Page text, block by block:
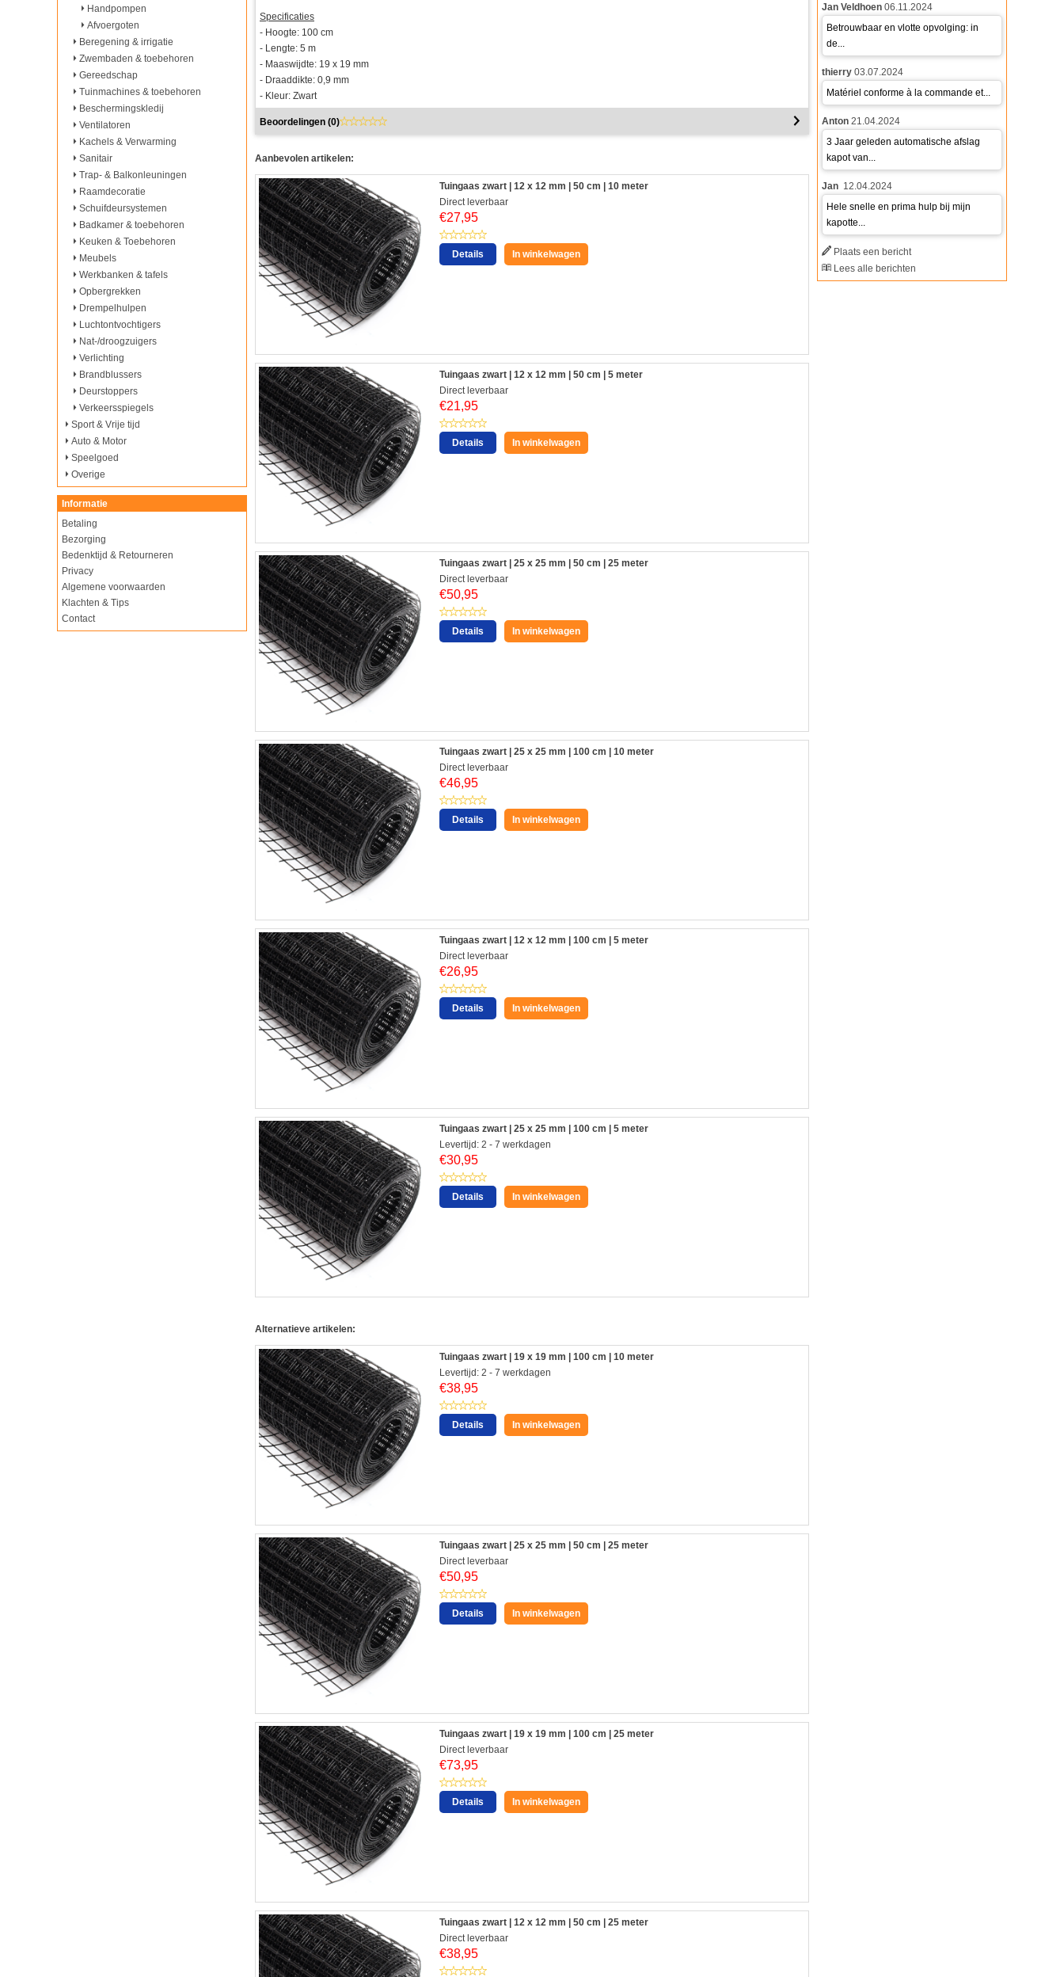
Handpompen
Afvoergoten
Beregening & irrigatie
Zwembaden & toebehoren
Gereedschap
Tuinmachines & toebehoren
Beschermingskledij
Ventilatoren
Kachels & Verwarming
Sanitair
Trap- & Balkonleuningen
Raamdecoratie
Schuifdeursystemen
Badkamer & toebehoren
Keuken & Toebehoren
Meubels
Werkbanken & tafels
Opbergrekken
Drempelhulpen
Luchtontvochtigers
Nat-/droogzuigers
Verlichting
Brandblussers
Deurstoppers
Verkeersspiegels
Sport & Vrije tijd
Auto & Motor
Speelgoed
Overige
Informatie
Betaling
Bezorging
Bedenktijd & Retourneren
Privacy
Algemene voorwaarden
Klachten & Tips
Contact
Specificaties
- Hoogte: 100 cm
- Lengte: 5 m
- Maaswijdte: 19 x 19 mm
- Draaddikte: 0,9 mm
- Kleur: Zwart
Beoordelingen (0)
Aanbevolen artikelen:
Tuingaas zwart | 12 x 12 mm | 50 cm | 10 meter
Direct leverbaar
€27,95
Details In winkelwagen
Tuingaas zwart | 12 x 12 mm | 50 cm | 5 meter
Direct leverbaar
€21,95
Details In winkelwagen
Tuingaas zwart | 25 x 25 mm | 50 cm | 25 meter
Direct leverbaar
€50,95
Details In winkelwagen
Tuingaas zwart | 25 x 25 mm | 100 cm | 10 meter
Direct leverbaar
€46,95
Details In winkelwagen
Tuingaas zwart | 12 x 12 mm | 100 cm | 5 meter
Direct leverbaar
€26,95
Details In winkelwagen
Tuingaas zwart | 25 x 25 mm | 100 cm | 5 meter
Levertijd: 2 - 7 werkdagen
€30,95
Details In winkelwagen
Alternatieve artikelen:
Tuingaas zwart | 19 x 19 mm | 100 cm | 10 meter
Levertijd: 2 - 7 werkdagen
€38,95
Details In winkelwagen
Tuingaas zwart | 25 x 25 mm | 50 cm | 25 meter
Direct leverbaar
€50,95
Details In winkelwagen
Tuingaas zwart | 19 x 19 mm | 100 cm | 25 meter
Direct leverbaar
€73,95
Details In winkelwagen
Tuingaas zwart | 12 x 12 mm | 50 cm | 25 meter
Direct leverbaar
€38,95
Jan Veldhoen 06.11.2024
Betrouwbaar en vlotte opvolging: in
de...
thierry 03.07.2024
Matériel conforme à la commande et...
Anton 21.04.2024
3 Jaar geleden automatische afslag
kapot van...
Jan 12.04.2024
Hele snelle en prima hulp bij mijn
kapotte...
Plaats een bericht
Lees alle berichten